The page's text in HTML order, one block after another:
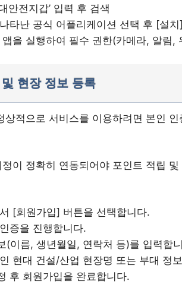
안전지갑’ 입력 후 검색
타난 공식 어플리케이션 선택 후 [설
을 실행하여 필수 권한(카메라, 알림,
현장 정보 등록
상적으로 서비스를 이용하려면 본인
이 정확히 연동되어야 포인트 적립
[회원가입] 버튼을 선택합니다.
증을 진행합니다.
(이름, 생년월일, 연락처 등)를 입력합
현대 건설/산업 현장명 또는 부대 정
후 회원가입을 완료합니다.